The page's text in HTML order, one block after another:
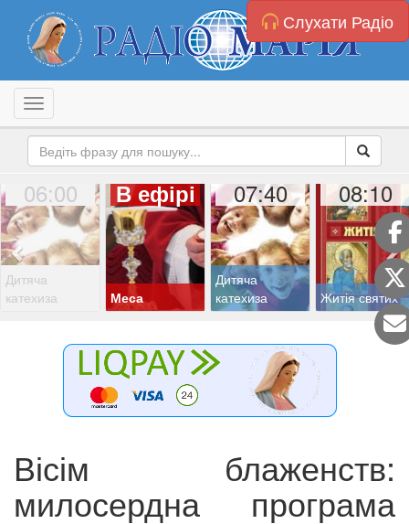
Слухати Радіо
Toggle navigation
06:00
Дитяча
катехиза
В ефірі
Меса
07:40
Дитяча
катехиза
08:10
Житія святих
Вісім блаженств:
милосердна програма